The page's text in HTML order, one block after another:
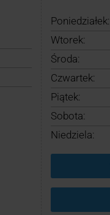
Poniedziałek:
Wtorek:
Środa:
Czwartek:
Piątek:
Sobota:
Niedziela: